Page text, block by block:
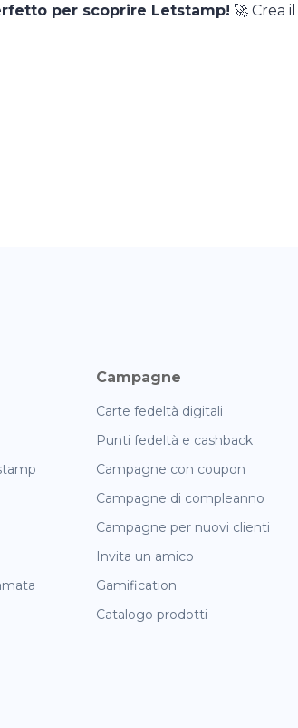
per scoprire Letstamp! 🚀 Crea
Campagne
Carte fedeltà digitali
Punti fedeltà e cashback
Campagne con coupon
Campagne di compleanno
Campagne per nuovi clienti
Invita un amico
Gamification
Catalogo prodotti